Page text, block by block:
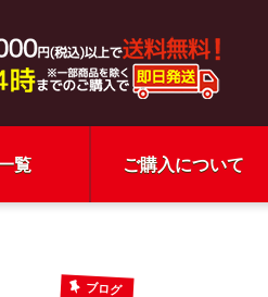
覧 ご購入について
ブログ